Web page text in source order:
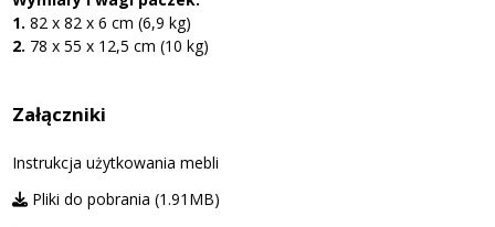
1. 82 x 82 x 6 cm (6,9 kg)
2. 78 x 55 x 12,5 cm (10 kg)
Załączniki
Instrukcja użytkowania mebli
Pliki do pobrania (1.91MB)